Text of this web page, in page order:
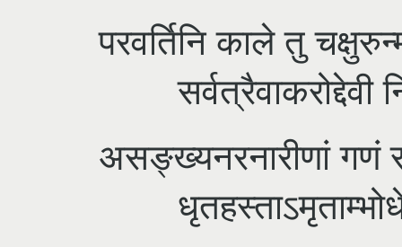
परवर्तिनि काले तु
सर्वत्रैवाकरोद्देवी
असङ्ख्यनरनारीणां गणं